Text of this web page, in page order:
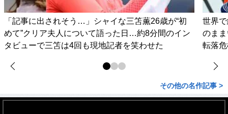
「記事に出されそう…」シャイな三笘薫26歳が“初
めて”クリア夫人について語った日…約8分間のイン
タビューで三笘は4回も現地記者を笑わせた
世界
のま
転落
その他の名作記事 >